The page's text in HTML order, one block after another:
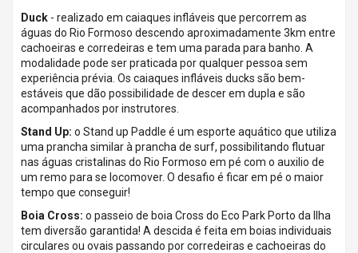
Duck - realizado em caiaques infláveis que percorrem as
águas do Rio Formoso descendo aproximadamente 3km entre
cachoeiras e corredeiras e tem uma parada para banho. A
modalidade pode ser praticada por qualquer pessoa sem
experiência prévia. Os caiaques infláveis ducks são bem-
estáveis que dão possibilidade de descer em dupla e são
acompanhados por instrutores.
Stand Up: o Stand up Paddle é um esporte aquático que utiliza
uma prancha similar à prancha de surf, possibilitando flutuar
nas águas cristalinas do Rio Formoso em pé com o auxilio de
um remo para se locomover. O desafio é ficar em pé o maior
tempo que conseguir!
Boia Cross: o passeio de boia Cross do Eco Park Porto da Ilha
tem diversão garantida! A descida é feita em boias individuais
circulares ou ovais passando por corredeiras e cachoeiras do